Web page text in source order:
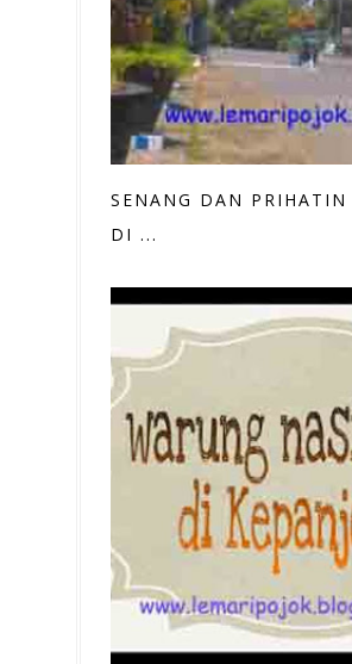
SENANG DAN PRIHATIN
DI ...